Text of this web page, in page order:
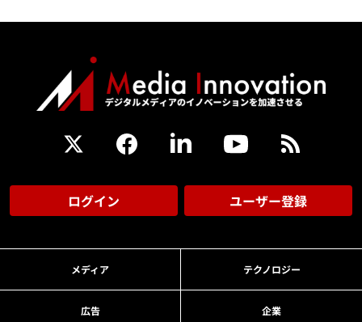
ログイン ユーザー登録
メディア テクノロジー
広告 企業